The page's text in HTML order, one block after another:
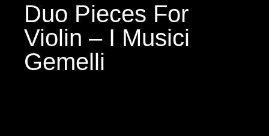
Duo Pieces For
Violin – I Musici
Gemelli